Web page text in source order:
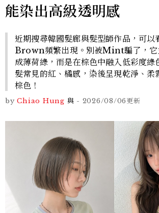
能染出高級透明感
近期搜尋韓國髮廊與髮型師作品，可
Brown頻繁出現。別被Mint騙了，它
成薄荷綠，而是在棕色中融入低彩度綠
髮常見的紅、橘感，染後呈現乾淨、柔
棕色！
by Chiao Hung 與 - 2026/08/06更新